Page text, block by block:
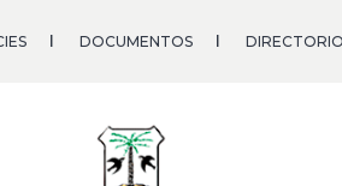
DOCUMENTOS DIRECTORIO